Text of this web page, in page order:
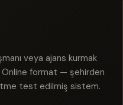
veya ajans kurmak
format — şehirden
test edilmiş sistem.